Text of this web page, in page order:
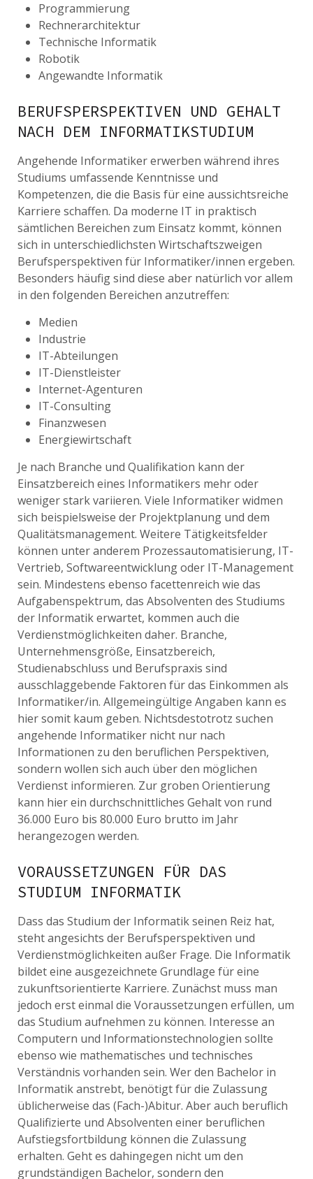
Programmierung
Rechnerarchitektur
Technische Informatik
Robotik
Angewandte Informatik
BERUFSPERSPEKTIVEN UND GEHALT
NACH DEM INFORMATIKSTUDIUM
Angehende Informatiker erwerben während ihres
Studiums umfassende Kenntnisse und
Kompetenzen, die die Basis für eine aussichtsreiche
Karriere schaffen. Da moderne IT in praktisch
sämtlichen Bereichen zum Einsatz kommt, können
sich in unterschiedlichsten Wirtschaftszweigen
Berufsperspektiven für Informatiker/innen ergeben.
Besonders häufig sind diese aber natürlich vor allem
in den folgenden Bereichen anzutreffen:
Medien
Industrie
IT-Abteilungen
IT-Dienstleister
Internet-Agenturen
IT-Consulting
Finanzwesen
Energiewirtschaft
Je nach Branche und Qualifikation kann der
Einsatzbereich eines Informatikers mehr oder
weniger stark variieren. Viele Informatiker widmen
sich beispielsweise der Projektplanung und dem
Qualitätsmanagement. Weitere Tätigkeitsfelder
können unter anderem Prozessautomatisierung, IT-
Vertrieb, Softwareentwicklung oder IT-Management
sein. Mindestens ebenso facettenreich wie das
Aufgabenspektrum, das Absolventen des Studiums
der Informatik erwartet, kommen auch die
Verdienstmöglichkeiten daher. Branche,
Unternehmensgröße, Einsatzbereich,
Studienabschluss und Berufspraxis sind
ausschlaggebende Faktoren für das Einkommen als
Informatiker/in. Allgemeingültige Angaben kann es
hier somit kaum geben. Nichtsdestotrotz suchen
angehende Informatiker nicht nur nach
Informationen zu den beruflichen Perspektiven,
sondern wollen sich auch über den möglichen
Verdienst informieren. Zur groben Orientierung
kann hier ein durchschnittliches Gehalt von rund
36.000 Euro bis 80.000 Euro brutto im Jahr
herangezogen werden.
VORAUSSETZUNGEN FÜR DAS
STUDIUM INFORMATIK
Dass das Studium der Informatik seinen Reiz hat,
steht angesichts der Berufsperspektiven und
Verdienstmöglichkeiten außer Frage. Die Informatik
bildet eine ausgezeichnete Grundlage für eine
zukunftsorientierte Karriere. Zunächst muss man
jedoch erst einmal die Voraussetzungen erfüllen, um
das Studium aufnehmen zu können. Interesse an
Computern und Informationstechnologien sollte
ebenso wie mathematisches und technisches
Verständnis vorhanden sein. Wer den Bachelor in
Informatik anstrebt, benötigt für die Zulassung
üblicherweise das (Fach-)Abitur. Aber auch beruflich
Qualifizierte und Absolventen einer beruflichen
Aufstiegsfortbildung können die Zulassung
erhalten. Geht es dahingegen nicht um den
grundständigen Bachelor, sondern den